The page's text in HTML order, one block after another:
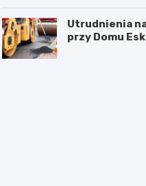
Utrudnienia
przy Domu